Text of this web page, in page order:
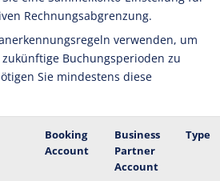
Rechnungsabgrenzung.
verwenden, um
Buchungsperioden zu
Sie mindestens diese
Booking
Account
Business
Partner
Account
Type